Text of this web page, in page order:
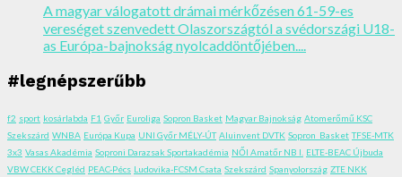
A magyar válogatott drámai mérkőzésen 61-59-es
vereséget szenvedett Olaszországtól a svédországi U18-
as Európa-bajnokság nyolcaddöntőjében....
#legnépszerűbb
f2 sport kosárlabda F1 Győr Euroliga Sopron Basket Magyar Bajnokság Atomerőmű KSC
Szekszárd WNBA Európa Kupa UNI Győr MÉLY-ÚT Aluinvent DVTK Sopron_Basket TFSE-MTK
3x3 Vasas Akadémia Soproni Darazsak Sportakadémia NŐI Amatőr NB I. ELTE-BEAC Újbuda
VBW CEKK Cegléd PEAC-Pécs Ludovika-FCSM Csata Szekszárd Spanyolország ZTE NKK